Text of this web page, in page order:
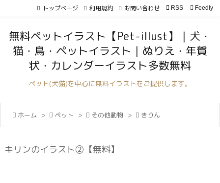


サイド

トップページ 利用規約 お問い合わせ  RSS Feedly
無料ペットイラスト【Pet-illust】｜犬・
猫・鳥・ペットイラスト｜ぬりえ・年賀
状・カレンダーイラスト多数無料
ペット(犬猫)を中心に無料イラストをご提供します。
 ホーム >  ペット >  その他動物 >  きりん
キリンのイラスト②【無料】